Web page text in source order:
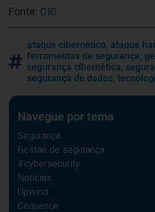
Fonte: CIO
ataque cibernetico, ataque
ferramentas de segurança,
segurança cibernética,
segurança de dados,
Navegue por tema
Segurança
Gestão de segurança
#cybersecurity
Notícias
Upwind
Cequence